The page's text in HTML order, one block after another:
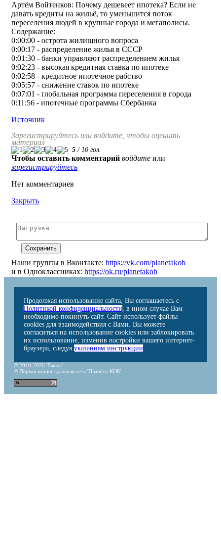
Артём Войтенков: Почему дешевеет ипотека? Если не
давать кредиты на жильё, то уменьшится поток
переселения людей в крупные города и мегаполисы.
Содержание:
0:00:00 - острота жилищного вопроса
0:00:17 - распределение жилья в СССР
0:01:30 - банки управляют распределением жилья
0:02:23 - высокая кредитная ставка по ипотеке
0:02:58 - кредитное ипотечное рабство
0:05:57 - снижение ставок по ипотеке
0:07:01 - глобальная программа переселения в города
0:11:56 - ипотечные программы Сбербанка
Источник
Зарегистрируйтесь или войдите, чтобы оценить
материал
5 / 10 гол.
Чтобы оставить комментарий войдите или
зарегистрируйтесь
Нет комментариев
Закрыть
Наши группы в Вконтакте: https://vk.com/planetakob
и в Одноклассниках: https://ok.ru/planetakob
Продолжая использование сайта, Вы соглашаетесь с
Политикой конфиденциальности, в ином случае Вам
необходимо покинуть сайт. Сайт использует файлы
cookies для взаимодействия с Вами. Вы можете
согласиться на использование cookies или заблокировать
их использование, изменив настройки вашего интернет-
браузера, следуя указаниям инструкции.
© 2010-2026 'Емеля'
© Первая концептуальная сеть 'Планета-КОБ'